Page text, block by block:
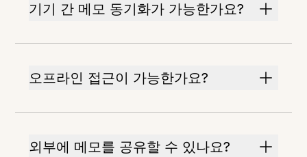
기기 간 메모 동기화가 가능한가요?
오프라인 접근이 가능한가요?
외부에 메모를 공유할 수 있나요?